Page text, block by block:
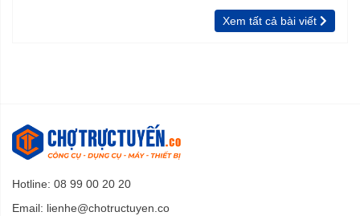
vườn, rào
Xem tất cả bài viết
Hotline: 08 99 00 20 20
Email: lienhe@chotructuyen.co